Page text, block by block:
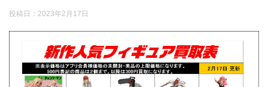
投稿日： 2023年2月17日